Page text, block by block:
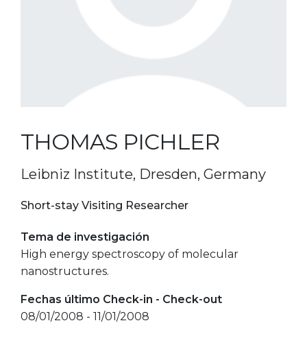
THOMAS PICHLER
Leibniz Institute, Dresden, Germany
Short-stay Visiting Researcher
Tema de investigación
High energy spectroscopy of molecular
nanostructures.
Fechas último Check-in - Check-out
08/01/2008 - 11/01/2008